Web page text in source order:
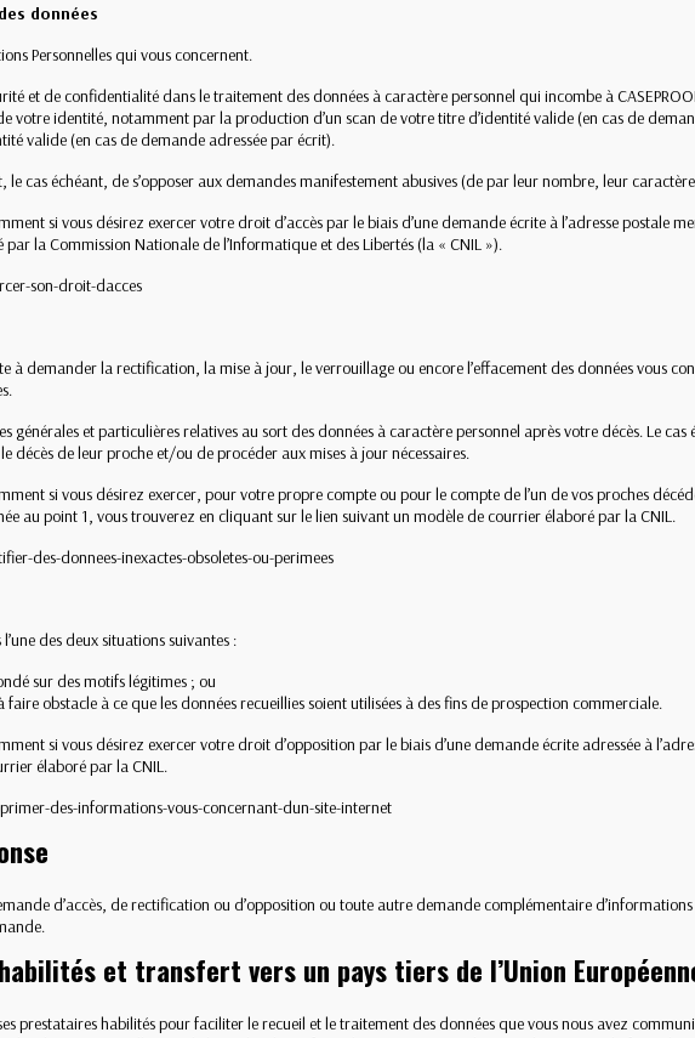
données
Personnelles qui vous concernent.
et de confidentialité dans le traitement des données à caractère personnel qui incombe à
votre identité, notamment par la production d’un scan de votre titre d’identité valide (en cas de
valide (en cas de demande adressée par écrit).
le cas échéant, de s’opposer aux demandes manifestement abusives (de par leur nombre, leur
si vous désirez exercer votre droit d’accès par le biais d’une demande écrite à l’adresse postale
la Commission Nationale de l’Informatique et des Libertés (la « CNIL »).
son-droit-dacces
demander la rectification, la mise à jour, le verrouillage ou encore l’effacement des données vous
et particulières relatives au sort des données à caractère personnel après votre décès. Le cas
décès de leur proche et/ou de procéder aux mises à jour nécessaires.
si vous désirez exercer, pour votre propre compte ou pour le compte de l’un de vos proches
au point 1, vous trouverez en cliquant sur le lien suivantun modèle de courrier élaboré par la CNIL.
des-donnees-inexactes-obsoletes-ou-perimees
des deux situations suivantes :
sur des motifs légitimes ; ou
faire obstacle à ce que les données recueillies soient utilisées à des fins de prospection commerciale.
si vous désirez exercer votre droit d’opposition par le biais d’une demande écrite adressée à
élaboré par la CNIL.
des-informations-vous-concernant-dun-site-internet
d’accès, de rectification ou d’opposition ou toute autre demande complémentaire
et transfert vers un pays tiers de l’Union
prestataires habilités pour faciliter le recueil et le traitement des données que vous nous avez